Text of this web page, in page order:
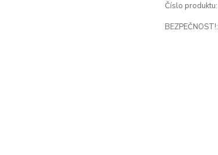
Číslo produktu:
BEZPEČNOST!: